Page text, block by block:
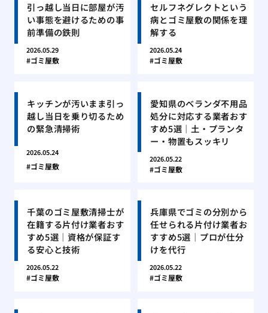
引っ越し当日に部屋が汚
い事態を避けるための事
前準備の鉄則
2026.05.29
ゴミ屋敷
セルフネグレクトという
病とゴミ屋敷の関係を理
解する
2026.05.24
ゴミ屋敷
キッチンが汚いまま引っ
越し当日を乗り切るため
の緊急清掃術
2026.05.24
ゴミ屋敷
愛知県のベランダ不用品
処分に対応する業者おす
すめ5選｜土・プランタ
ー・物置もスッキリ
2026.05.22
ゴミ屋敷
千葉のゴミ屋敷清掃士が
在籍する片付け業者おす
すめ5選｜資格が保証す
る安心と技術
2026.05.22
ゴミ屋敷
兵庫県でゴミの分別から
任せられる片付け業者お
すすめ5選｜プロが仕分
けを代行
2026.05.22
ゴミ屋敷